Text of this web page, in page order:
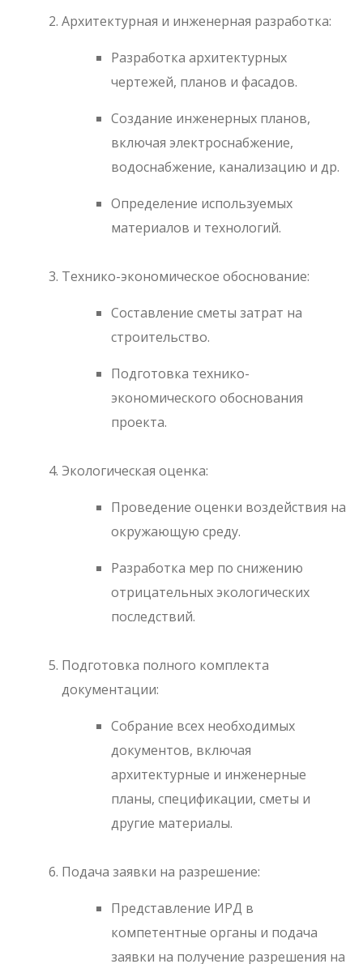
Архитектурная и инженерная разработка:
Разработка архитектурных
чертежей, планов и фасадов.
Создание инженерных планов,
включая электроснабжение,
водоснабжение, канализацию и др.
Определение используемых
материалов и технологий.
Технико-экономическое обоснование:
Составление сметы затрат на
строительство.
Подготовка технико-
экономического обоснования
проекта.
Экологическая оценка:
Проведение оценки воздействия на
окружающую среду.
Разработка мер по снижению
отрицательных экологических
последствий.
Подготовка полного комплекта
документации:
Собрание всех необходимых
документов, включая
архитектурные и инженерные
планы, спецификации, сметы и
другие материалы.
Подача заявки на разрешение:
Представление ИРД в
компетентные органы и подача
заявки на получение разрешения на